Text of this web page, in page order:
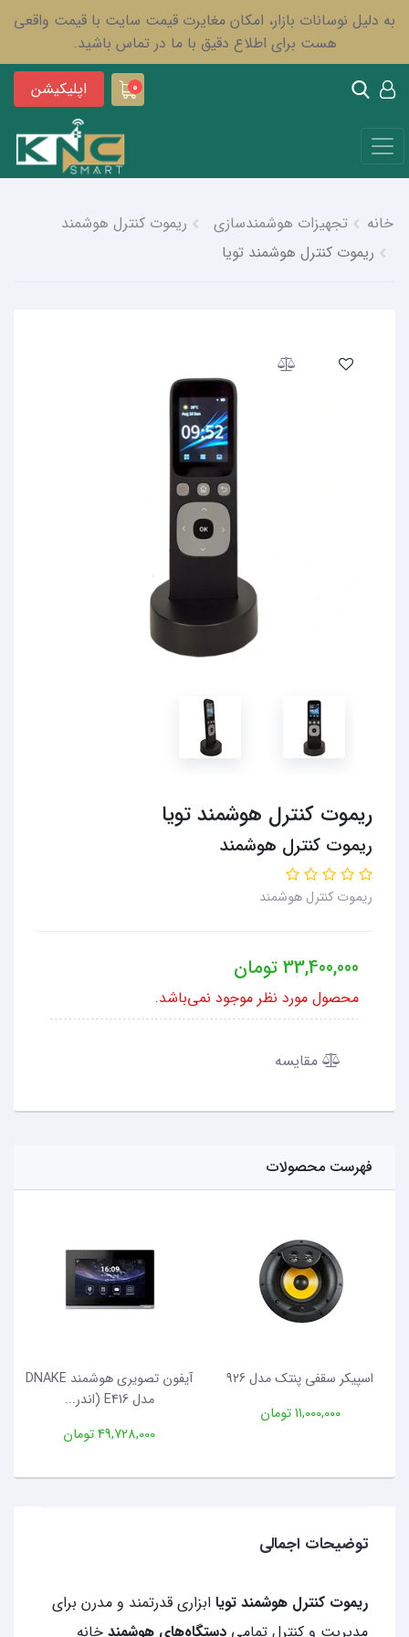
به دلیل نوسانات بازار، امکان مغایرت قیمت سایت با قیمت واقعی
هست برای اطلاع دقیق با ما در تماس باشید.
0 اپلیکیشن
خانه تجهیزات هوشمندسازی
ریموت کنترل هوشمند
ریموت کنترل هوشمند تویا
ریموت کنترل هوشمند تویا
ریموت کنترل هوشمند
ریموت کنترل هوشمند
33,400,000تومان
محصول مورد نظر موجود نمی‌باشد.
مقایسه
فهرست محصولات
اسپیکر سقفی پنتک مدل 926
11,000,000 تومان
آیفون تصویری هوشمند DNAKE
مدل E416 (اندر...
49,728,000 تومان
توضیحات اجمالی
ریموت کنترل هوشمند تویا ابزاری قدرتمند و مدرن برای
مدیریت و کنترل تمامی دستگاه‌های هوشمند خانه